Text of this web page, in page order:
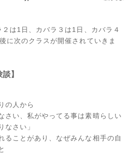
は1日、カバラ３は1日、カバラ４
に次のクラスが開催されていきま
】
の人から
さい、私がやってる事は素晴らしい
なさい」
ることがあり、なぜみんな相手の自